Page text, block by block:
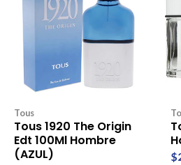
Tous
Tous 1920 The Origin
Edt 100Ml Hombre
(AZUL)